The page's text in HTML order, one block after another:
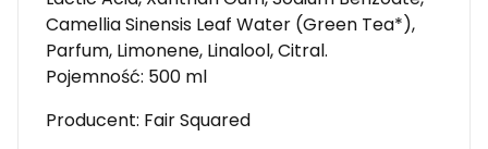
Camellia Sinensis Leaf Water (Green Tea*),
Parfum, Limonene, Linalool, Citral.
Pojemność: 500 ml
Producent: Fair Squared